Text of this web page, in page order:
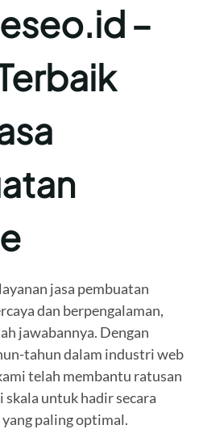
–
jasa pembuatan
dan berpengalaman,
jawabannya. Dengan
tahun dalam industri web
telah membantu ratusan
skala untuk hadir secara
paling optimal.